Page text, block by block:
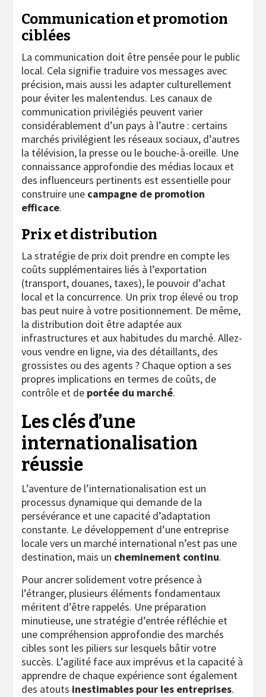
Communication et promotion
ciblées
La communication doit être pensée pour le public
local. Cela signifie traduire vos messages avec
précision, mais aussi les adapter culturellement
pour éviter les malentendus. Les canaux de
communication privilégiés peuvent varier
considérablement d’un pays à l’autre : certains
marchés privilégient les réseaux sociaux, d’autres
la télévision, la presse ou le bouche-à-oreille. Une
connaissance approfondie des médias locaux et
des influenceurs pertinents est essentielle pour
construire une campagne de promotion
efficace.
Prix et distribution
La stratégie de prix doit prendre en compte les
coûts supplémentaires liés à l’exportation
(transport, douanes, taxes), le pouvoir d’achat
local et la concurrence. Un prix trop élevé ou trop
bas peut nuire à votre positionnement. De même,
la distribution doit être adaptée aux
infrastructures et aux habitudes du marché. Allez-
vous vendre en ligne, via des détaillants, des
grossistes ou des agents ? Chaque option a ses
propres implications en termes de coûts, de
contrôle et de portée du marché.
Les clés d’une
internationalisation
réussie
L’aventure de l’internationalisation est un
processus dynamique qui demande de la
persévérance et une capacité d’adaptation
constante. Le développement d’une entreprise
locale vers un marché international n’est pas une
destination, mais un cheminement continu.
Pour ancrer solidement votre présence à
l’étranger, plusieurs éléments fondamentaux
méritent d’être rappelés. Une préparation
minutieuse, une stratégie d’entrée réfléchie et
une compréhension approfondie des marchés
cibles sont les piliers sur lesquels bâtir votre
succès. L’agilité face aux imprévus et la capacité à
apprendre de chaque expérience sont également
des atouts inestimables pour les entreprises.